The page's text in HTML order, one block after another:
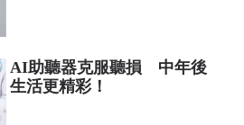
AI助聽器克服聽損 中年後
生活更精彩！